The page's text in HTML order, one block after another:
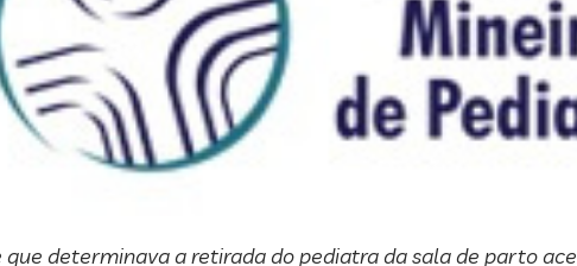
determinava a retirada do pediatra da sala de parto